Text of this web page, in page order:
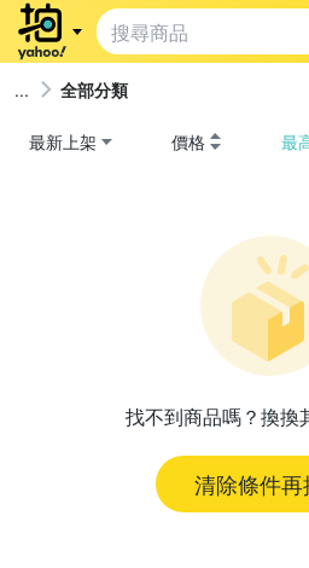
全部分類
最新上架 價格 最
找不到商品嗎？換換
清除條件